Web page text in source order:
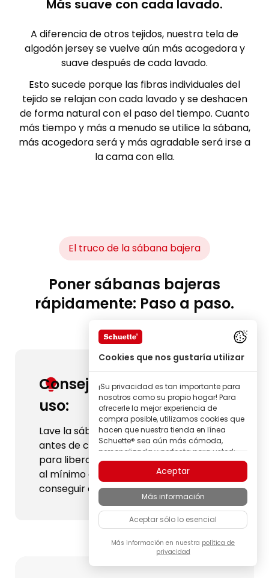
Más suave con cada lavado.
A diferencia de otros tejidos, nuestra tela de
algodón jersey se vuelve aún más acogedora y
suave después de cada lavado.
Esto sucede porque las fibras individuales del
tejido se relajan con cada lavado y se deshacen
de forma natural con el paso del tiempo. Cuanto
más tiempo y más a menudo se utilice la sábana,
más acogedora será y más agradable será irse a
la cama con ella.
El truco de la sábana bajera
Poner sábanas bajeras
rápidamente: Paso a paso.
Consejo antes del primer
uso:
Lave la sábana ajustable Schuette®
antes de colocarla por primera vez
para liberar toda su suavidad y, gracias
al mínimo encogimiento previsto,
conseguir el ajuste perfecto.
Cookies que nos gustaría utilizar
¡Su privacidad es tan importante para
nosotros como su propio hogar! Para
ofrecerle la mejor experiencia de
compra posible, utilizamos cookies que
hacen que nuestra tienda en línea
Schuette® sea aún más cómoda,
personalizada y perfecta para usted;
todo para que pueda descubrir
productos de la marca Schuette® con
la mejor calidad.
Algunas de estas cookies son
necesarias para que nuestra tienda
Schuette® funcione de forma fiable;
otras nos permiten personalizar los
contenidos y anuncios según sus
intereses, o participar de manera
completamente anónima en el análisis
Aceptar
Más información
Aceptar sólo lo esencial
Más información en nuestra política de
privacidad